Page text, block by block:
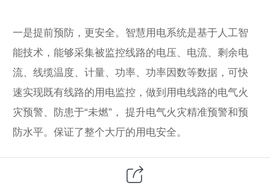
一是提前预防，更安全。智慧用电系统是基于人工智
能技术，能够采集被监控线路的电压、电流、剩余电
流、线缆温度、计量、功率、功率因数等数据，可快
速实现既有线路的用电监控，做到用电线路的电气火
灾预警、防患于“未燃”， 提升电气火灾精准预警和预
防水平。保证了整个大厅的用电安全。